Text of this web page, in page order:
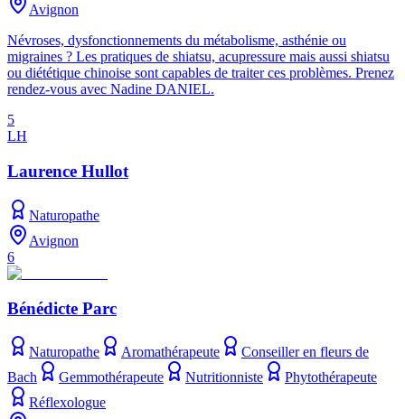
Avignon
Névroses, dysfonctionnements du métabolisme, asthénie ou
migraines ? Les pratiques de shiatsu, acupressure mais aussi shiatsu
ou diététique chinoise sont capables de traiter ces problèmes. Prenez
rendez-vous avec Nadine DANIEL.
5
LH
Laurence Hullot
Naturopathe
Avignon
6
Bénédicte Parc
Naturopathe Aromathérapeute
Conseiller en fleurs de
Bach
Gemmothérapeute Nutritionniste
Phytothérapeute
Réflexologue